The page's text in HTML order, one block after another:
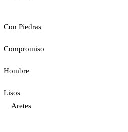
Con Piedras
Compromiso
Hombre
Lisos
Aretes